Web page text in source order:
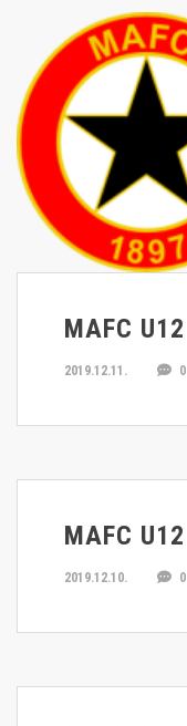
MAFC U12
2019.12.11. 0
MAFC U12
2019.12.10. 0